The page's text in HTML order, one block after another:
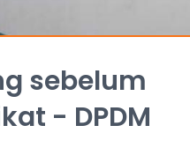
sebelum
- DPDM